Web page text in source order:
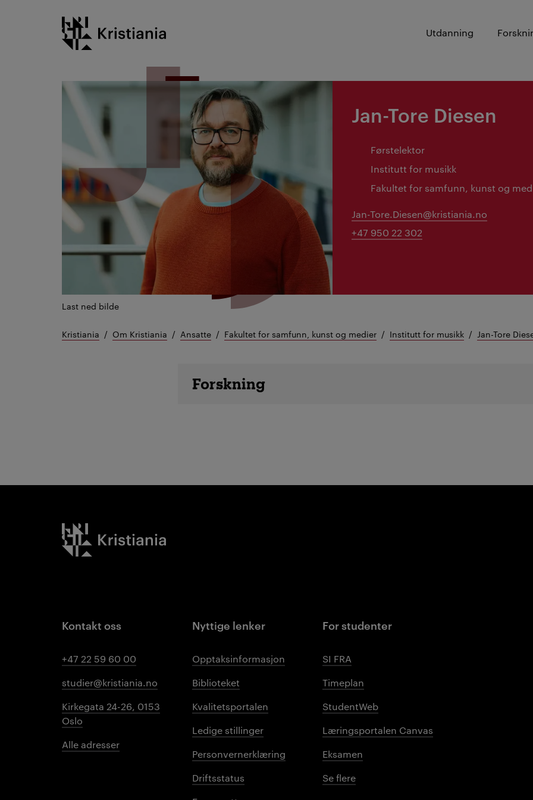
Kristiania logo
Utdanning
Last ned bilde
Jan-Tore Diesen
Førstelektor
Institutt for musikk
Fakultet for samfunn, kunst og
Jan-Tore.Diesen@kristiania.no
+47 950 22 302
Kristiania Om Kristiania Ansatte Fakultet for samfunn, kunst og medier Institutt for musikk Jan-Tore
Ansatte detaljer
Forskning
Kristiania logo
Kontakt oss
+47 22 59 60 00
studier@kristiania.no
Kirkegata 24-26, 0153
Oslo
Alle adresser
Nyttige lenker
Opptaksinformasjon
Biblioteket
Kvalitetsportalen
Ledige stillinger
Personvernerklæring
Driftsstatus
For studenter
SI FRA
Timeplan
StudentWeb
Læringsportalen Canvas
Eksamen
Se flere